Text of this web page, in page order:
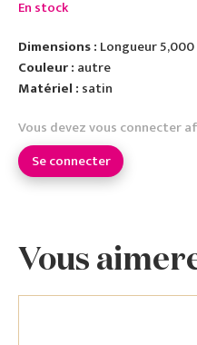
En stock
Dimensions : Longueur
Couleur : autre
Matériel : satin
Vous devez vous connecter
Se connecter
Vous